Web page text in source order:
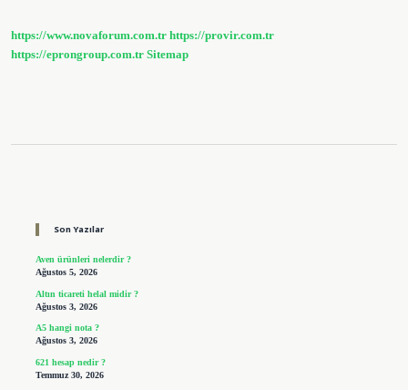
https://www.novaforum.com.tr https://provir.com.tr
https://eprongroup.com.tr Sitemap
Son Yazılar
Aven ürünleri nelerdir ?
Ağustos 5, 2026
Altın ticareti helal midir ?
Ağustos 3, 2026
A5 hangi nota ?
Ağustos 3, 2026
621 hesap nedir ?
Temmuz 30, 2026